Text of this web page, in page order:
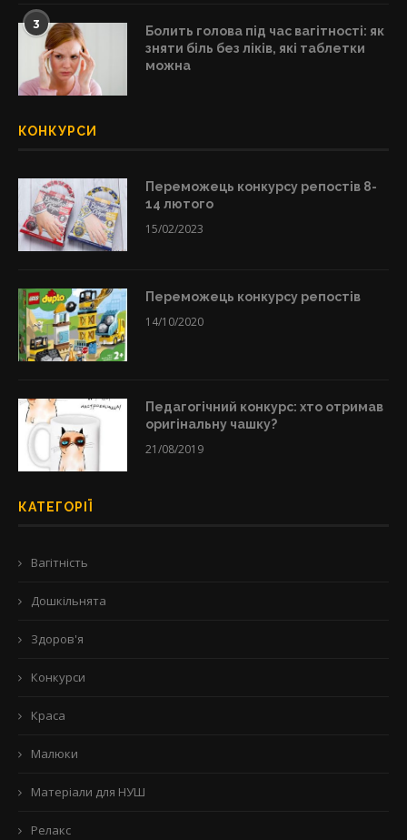
3
Болить голова під час вагітності: як
зняти біль без ліків, які таблетки
можна
КОНКУРСИ
Переможець конкурсу репостів 8-
14 лютого
15/02/2023
Переможець конкурсу репостів
14/10/2020
Педагогічний конкурс: хто отримав
оригінальну чашку?
21/08/2019
КАТЕГОРІЇ
Вагітність
Дошкільнята
Здоров'я
Конкурси
Краса
Малюки
Матеріали для НУШ
Релакс